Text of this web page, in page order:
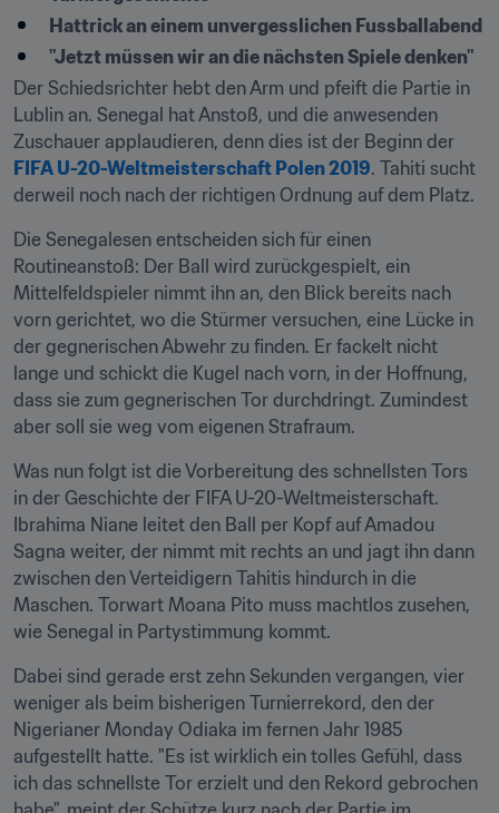
Hattrick an einem unvergesslichen Fussballabend
"Jetzt müssen wir an die nächsten Spiele denken"
Der Schiedsrichter hebt den Arm und pfeift die Partie in
Lublin an. Senegal hat Anstoß, und die anwesenden
FIFA U-20-Weltmeisterschaft Polen 2019. Tahiti sucht
derweil noch nach der richtigen Ordnung auf dem Platz.
Die Senegalesen entscheiden sich für einen
Routineanstoß: Der Ball wird zurückgespielt, ein
Mittelfeldspieler nimmt ihn an, den Blick bereits nach
vorn gerichtet, wo die Stürmer versuchen, eine Lücke in
der gegnerischen Abwehr zu finden. Er fackelt nicht
lange und schickt die Kugel nach vorn, in der Hoffnung,
dass sie zum gegnerischen Tor durchdringt. Zumindest
aber soll sie weg vom eigenen Strafraum.
Was nun folgt ist die Vorbereitung des schnellsten Tors
in der Geschichte der FIFA U-20-Weltmeisterschaft.
Ibrahima Niane leitet den Ball per Kopf auf Amadou
Sagna weiter, der nimmt mit rechts an und jagt ihn dann
zwischen den Verteidigern Tahitis hindurch in die
Maschen. Torwart Moana Pito muss machtlos zusehen,
wie Senegal in Partystimmung kommt.
Dabei sind gerade erst zehn Sekunden vergangen, vier
weniger als beim bisherigen Turnierrekord, den der
Nigerianer Monday Odiaka im fernen Jahr 1985
aufgestellt hatte. "Es ist wirklich ein tolles Gefühl, dass
ich das schnellste Tor erzielt und den Rekord gebrochen